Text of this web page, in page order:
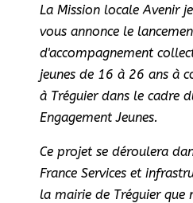
La Mission locale Avenir
vous annonce le
d'accompagnement
jeunes de 16 à 26 ans à
à Tréguier dans le cadre
Engagement Jeunes.
Ce projet se déroulera
France Services et
la mairie de Tréguier que